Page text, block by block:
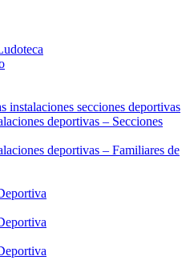
instalaciones secciones deportivas
deportivas – Secciones
deportivas – Familiares de